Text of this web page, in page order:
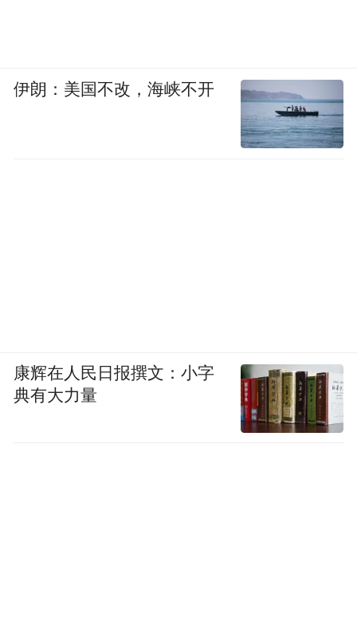
伊朗：美国不改，海峡不开
康辉在人民日报撰文：小字
典有大力量